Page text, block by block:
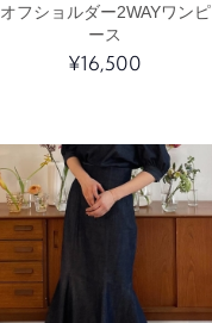
オフショルダー2WAYワンピ
ース
¥16,500